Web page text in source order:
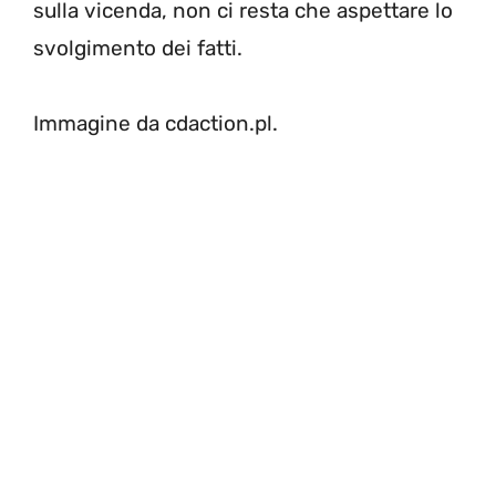
sulla vicenda, non ci resta che aspettare lo
svolgimento dei fatti.
Immagine da cdaction.pl.